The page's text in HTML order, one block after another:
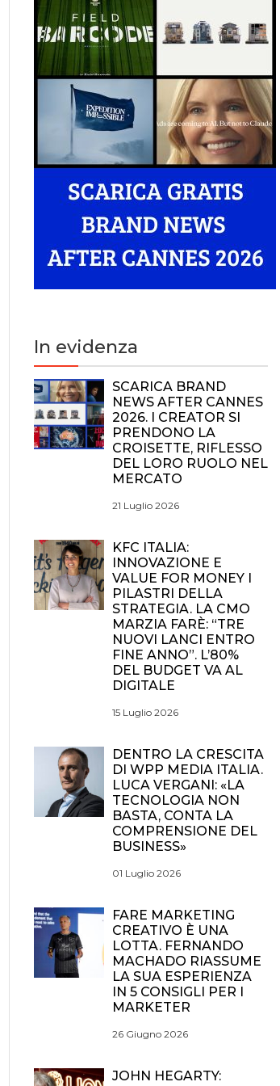
In evidenza
SCARICA BRAND
NEWS AFTER CANNES
2026. I CREATOR SI
PRENDONO LA
CROISETTE, RIFLESSO
DEL LORO RUOLO NEL
MERCATO
21 Luglio 2026
KFC ITALIA:
INNOVAZIONE E
VALUE FOR MONEY I
PILASTRI DELLA
STRATEGIA. LA CMO
MARZIA FARÈ: “TRE
NUOVI LANCI ENTRO
FINE ANNO”. L’80%
DEL BUDGET VA AL
DIGITALE
15 Luglio 2026
DENTRO LA CRESCITA
DI WPP MEDIA ITALIA.
LUCA VERGANI: «LA
TECNOLOGIA NON
BASTA, CONTA LA
COMPRENSIONE DEL
BUSINESS»
01 Luglio 2026
FARE MARKETING
CREATIVO È UNA
LOTTA. FERNANDO
MACHADO RIASSUME
LA SUA ESPERIENZA
IN 5 CONSIGLI PER I
MARKETER
26 Giugno 2026
JOHN HEGARTY: